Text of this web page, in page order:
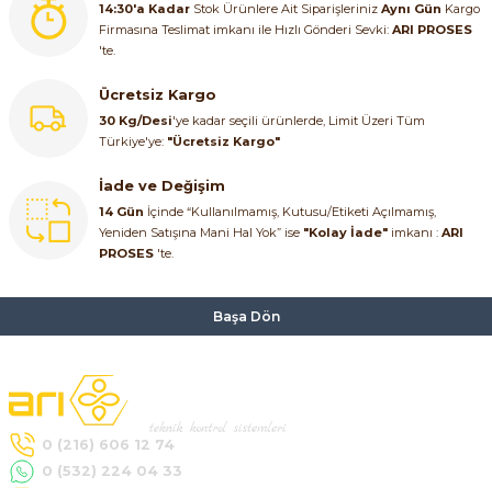
14:30'a Kadar Stok Ürünlere Ait Siparişleriniz Aynı Gün Kargo
Firmasına Teslimat imkanı ile Hızlı Gönderi Sevki: ARI PROSES
'te.
Ücretsiz Kargo
30 Kg/Desi'ye kadar seçili ürünlerde, Limit Üzeri Tüm
Türkiye'ye: "Ücretsiz Kargo"
İade ve Değişim
14 Gün İçinde “Kullanılmamış, Kutusu/Etiketi Açılmamış,
Yeniden Satışına Mani Hal Yok” ise "Kolay İade" imkanı : ARI
PROSES 'te.
Başa Dön
0 (216) 606 12 74
0 (532) 224 04 33